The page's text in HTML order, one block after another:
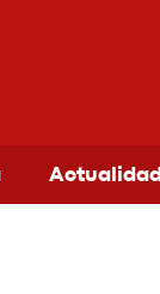
Actualidad